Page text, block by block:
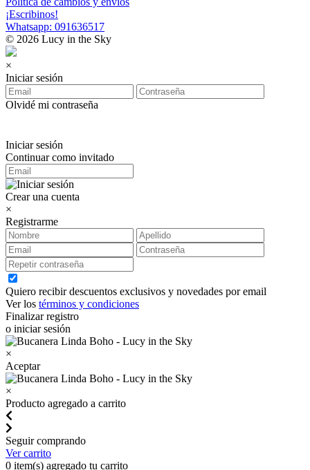
¡Escribinos!
Whatsapp: 091636517
© 2026 Lucy in the Sky
×
Iniciar sesión
Olvidé mi contraseña
Iniciar sesión
Continuar como invitado
Crear una cuenta
×
Registrarme
Quiero recibir descuentos exclusivos y novedades por email
Ver los términos y condiciones
Finalizar registro
o iniciar sesión
×
Aceptar
×
Producto agregado a carrito
Seguir comprando
Ver carrito
0 item(s) agregado tu carrito